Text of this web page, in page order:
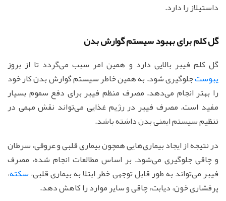
داستیلاز را دارد.
گل کلم برای بهبود سیستم گوارش بدن
گل کلم فیبر بالایی دارد و همین امر سبب می‌گردد تا از بروز
یبوستجلوگیری شود. به همین خاطر سیستم گوارش بدن کار خود
را بهتر انجام می‌دهد. مصرف منظم فیبر برای دفع سموم بسیار
مفید است. مصرف فیبر در رژیم غذایی می‌تواند نقش مهمی در
تنظیم سیستم ایمنی بدن داشته باشد.
در نتیجه از ایجاد بیماری‌هایی همچون بیماری قلبی و عروقی، سرطان
و چاقی جلوگیری می‌شود. بر اساس مطالعات انجام شده، مصرف
فیبر می‌تواند به طور قابل توجهی خطر ابتلا به بیماری قلبی،سکته،
پرفشاری خون، دیابت، چاقی و سایر موارد را کاهش دهد.